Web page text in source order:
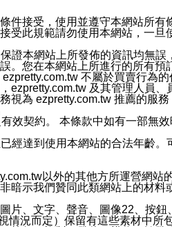
提供的郵件地址與您取得聯絡
件。
息傳送重要訊息給您。即使未加
訊息以對您有效且重要的訊息為
與本公司/本服務所傳來的電話號
設定中，同意接收通知型訊息
之 LINE 官方帳號。
作如下：
息」
，將不會接收到來自任何企業官
件接受，使用並遵守本網站所
受此規範請勿使用本網站，一
證本網站上所發佈的資訊均無
。您在本網站上所進行的所有
不屬於買賣行為
ezpretty.com.tw 及其管理人員
視為 ezpretty.com.tw 推薦的服
效契約。 本條款中如有一部無
經達到使用本網站的合法年齡
以外的其他方所運營網
暗示我們贊同此類網站上的材料
片、文字、聲音、圖像22、按
情況而定）保留有這些素材中